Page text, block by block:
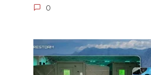
0